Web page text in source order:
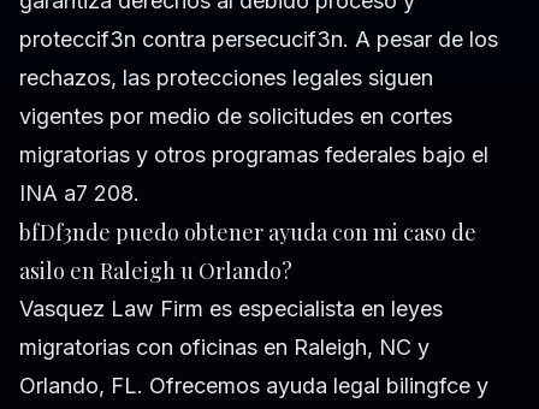
proteccif3n contra persecucif3n. A pesar de los
rechazos, las protecciones legales siguen
vigentes por medio de solicitudes en cortes
migratorias y otros programas federales bajo el
INA a7 208.
bfDf3nde puedo obtener ayuda con mi caso de
asilo en Raleigh u Orlando?
Vasquez Law Firm es especialista en leyes
migratorias con oficinas en Raleigh, NC y
Orlando, FL. Ofrecemos ayuda legal bilingfce y